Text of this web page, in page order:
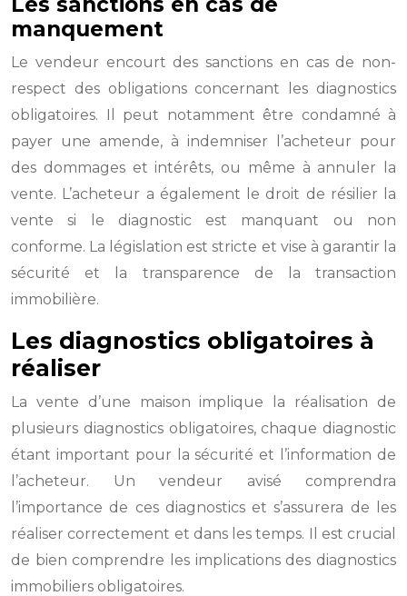
manquement
Le vendeur encourt des sanctions en cas de non-
respect des obligations concernant les diagnostics
obligatoires. Il peut notamment être condamné à
payer une amende, à indemniser l’acheteur pour
des dommages et intérêts, ou même à annuler la
vente. L’acheteur a également le droit de résilier la
vente si le diagnostic est manquant ou non
conforme. La législation est stricte et vise à garantir la
sécurité et la transparence de la transaction
immobilière.
Les diagnostics obligatoires à
réaliser
La vente d’une maison implique la réalisation de
plusieurs diagnostics obligatoires, chaque diagnostic
étant important pour la sécurité et l’information de
l’acheteur. Un vendeur avisé comprendra
l’importance de ces diagnostics et s’assurera de les
réaliser correctement et dans les temps. Il est crucial
de bien comprendre les implications des diagnostics
immobiliers obligatoires.